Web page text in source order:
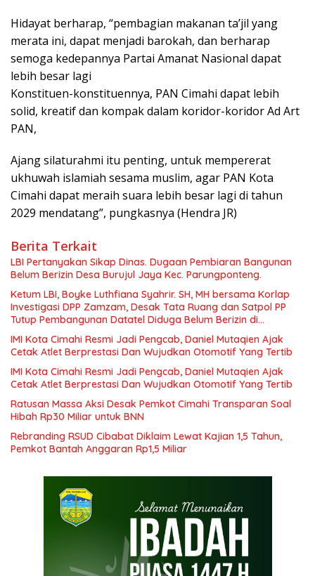
Hidayat berharap, “pembagian makanan ta’jil yang
merata ini, dapat menjadi barokah, dan berharap
semoga kedepannya Partai Amanat Nasional dapat
lebih besar lagi
Konstituen-konstituennya, PAN Cimahi dapat lebih
solid, kreatif dan kompak dalam koridor-koridor Ad Art
PAN,
Ajang silaturahmi itu penting, untuk mempererat
ukhuwah islamiah sesama muslim, agar PAN Kota
Cimahi dapat meraih suara lebih besar lagi di tahun
2029 mendatang”, pungkasnya (Hendra JR)
Berita Terkait
LBI Pertanyakan Sikap Dinas. Dugaan Pembiaran Bangunan
Belum Berizin Desa Burujul Jaya Kec. Parungponteng.
Ketum LBI, Boyke Luthfiana Syahrir. SH, MH bersama Korlap
Investigasi DPP Zamzam, Desak Tata Ruang dan Satpol PP
Tutup Pembangunan Datatel Diduga Belum Berizin di
Parungponteng,
IMI Kota Cimahi Resmi Jadi Pengcab, Daniel Mutaqien Ajak
Cetak Atlet Berprestasi Dan Wujudkan Otomotif Yang Tertib
IMI Kota Cimahi Resmi Jadi Pengcab, Daniel Mutaqien Ajak
Cetak Atlet Berprestasi Dan Wujudkan Otomotif Yang Tertib
Ratusan Massa Aksi Desak Pemkot Cimahi Transparan Soal
Hibah Rp30 Miliar untuk BNN
Rebranding RSUD Cibabat Diklaim Lewat Kajian 1,5 Tahun,
Pemkot Bantah Anggaran Rp1,5 Miliar